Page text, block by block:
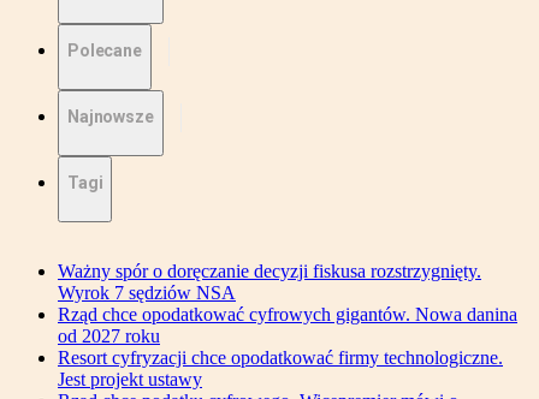
Polecane
Najnowsze
Tagi
Ważny spór o doręczanie decyzji fiskusa rozstrzygnięty.
Wyrok 7 sędziów NSA
Rząd chce opodatkować cyfrowych gigantów. Nowa danina
od 2027 roku
Resort cyfryzacji chce opodatkować firmy technologiczne.
Jest projekt ustawy